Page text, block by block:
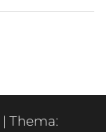
| Thema: